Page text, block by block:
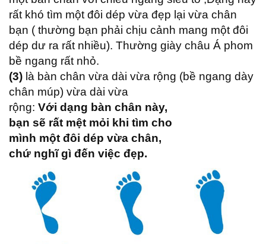
rất khó tìm một đôi dép vừa đẹp lại vừa chân
bạn ( thường bạn phải chịu cảnh mang một đôi
dép dư ra rất nhiều). Thường giày châu Á phom
bề ngang rất nhỏ.
(3) là bàn chân vừa dài vừa rộng (bề ngang dày
chân múp) vừa dài vừa
rộng: Với dạng bàn chân này,
bạn sẽ rất mệt mỏi khi tìm cho
mình một đôi dép vừa chân,
chứ nghĩ gì đến việc đẹp.